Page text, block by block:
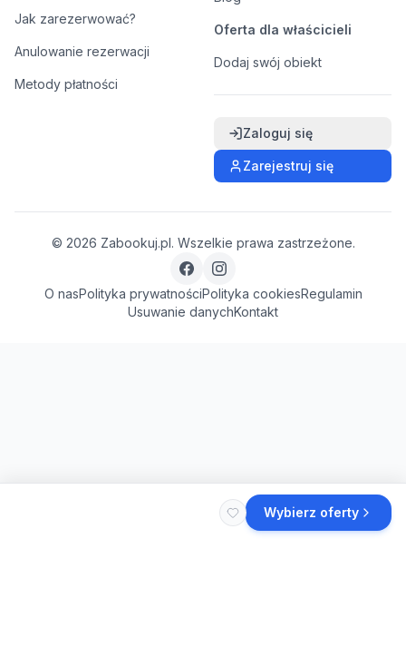
Wybierz oferty
Jak zarezerwować?
Anulowanie rezerwacji
Metody płatności
Oferta dla właścicieli
Dodaj swój obiekt
Zaloguj się
Zarejestruj się
© 2026 Zabookuj.pl. Wszelkie prawa zastrzeżone.
O nasPolityka prywatnościPolityka cookiesRegulamin
Usuwanie danychKontakt